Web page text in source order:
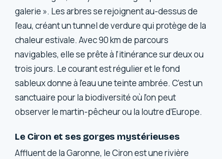
galerie ». Les arbres se rejoignent au-dessus de
l’eau, créant un tunnel de verdure qui protège de la
chaleur estivale. Avec 90 km de parcours
navigables, elle se prête à l’itinérance sur deux ou
trois jours. Le courant est régulier et le fond
sableux donne à l’eau une teinte ambrée. C’est un
sanctuaire pour la biodiversité où l’on peut
observer le martin-pêcheur ou la loutre d’Europe.
Le Ciron et ses gorges mystérieuses
Affluent de la Garonne, le Ciron est une rivière